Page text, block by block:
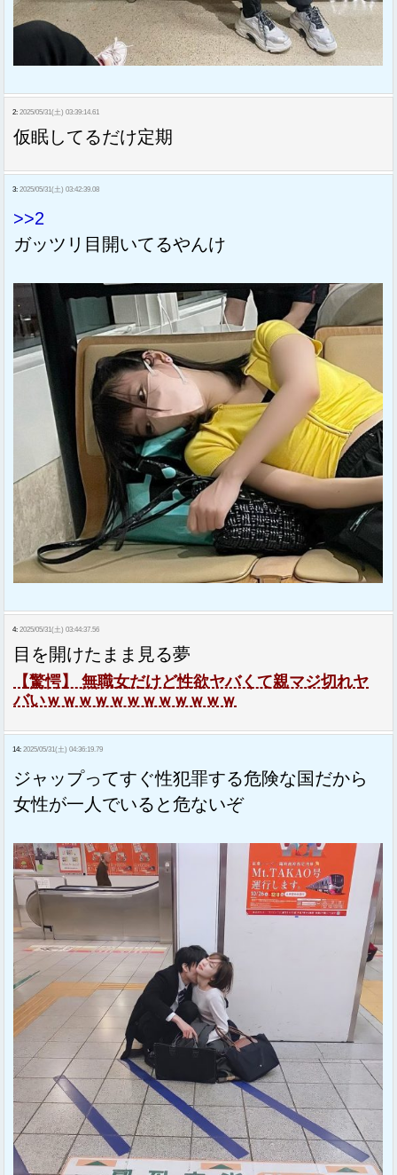
2: 2025/05/31(土) 03:39:14.61
仮眠してるだけ定期
3: 2025/05/31(土) 03:42:39.08
>>2
ガッツリ目開いてるやんけ
4: 2025/05/31(土) 03:44:37.56
目を開けたまま見る夢
【驚愕】 無職女だけど性欲ヤバくて親マジ切れヤ
バいｗｗｗｗｗｗｗｗｗｗｗｗ
14: 2025/05/31(土) 04:36:19.79
ジャップってすぐ性犯罪する危険な国だから
女性が一人でいると危ないぞ